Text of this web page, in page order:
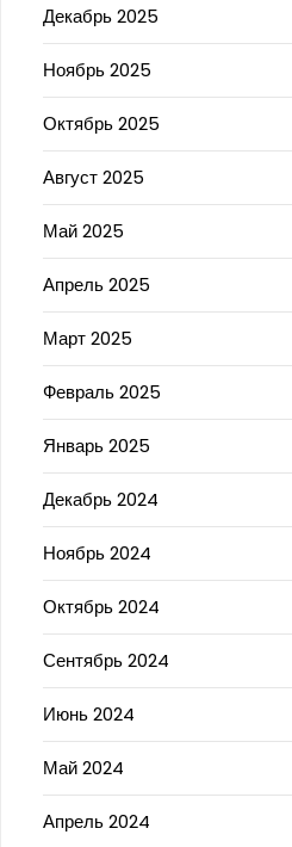
Декабрь 2025
Ноябрь 2025
Октябрь 2025
Август 2025
Май 2025
Апрель 2025
Март 2025
Февраль 2025
Январь 2025
Декабрь 2024
Ноябрь 2024
Октябрь 2024
Сентябрь 2024
Июнь 2024
Май 2024
Апрель 2024